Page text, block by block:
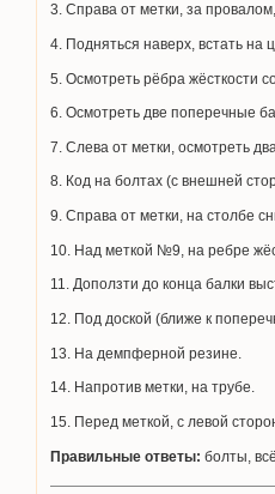
3. Справа от метки, за
4. Подняться наверх, встать на
5. Осмотреть рёбра жёсткости
6. Осмотреть две поперечные
7. Слева от метки, осмотреть
8. Код на болтах (с внешней
9. Справа от метки, на столбе
10. Над меткой №9, на ребре
11. Доползти до конца балки
12. Под доской (ближе к
13. На демпферной резине.
14. Напротив метки, на трубе.
15. Перед меткой, с левой
Правильные ответы: болты,